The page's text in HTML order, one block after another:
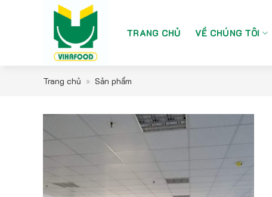
TRANG CHỦ VỀ CHÚNG TÔI
Trang chủ » Sản phẩm